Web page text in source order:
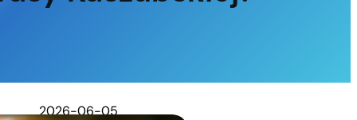
2026-06-05